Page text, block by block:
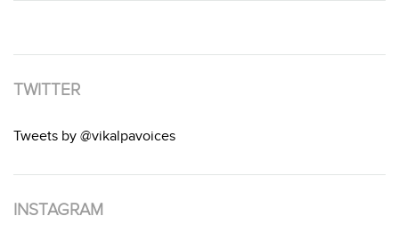
TWITTER
Tweets by @vikalpavoices
INSTAGRAM